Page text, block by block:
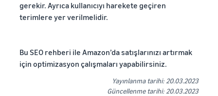
gerekir. Ayrıca kullanıcıyı harekete geçiren
terimlere yer verilmelidir.
Bu SEO rehberi ile Amazon’da satışlarınızı artırmak
için optimizasyon çalışmaları yapabilirsiniz.
Yayınlanma tarihi: 20.03.2023
Güncellenme tarihi: 20.03.2023